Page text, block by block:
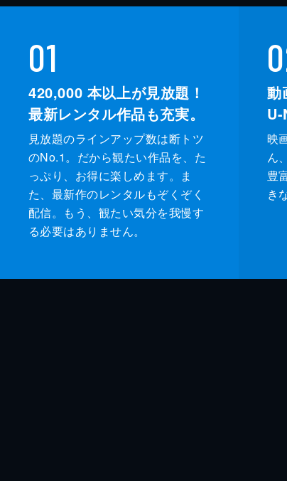
01
420,000 本以上が見放題！
最新レンタル作品も充実。
見放題のラインアップ数は断トツ
のNo.1。だから観たい作品を、た
っぷり、お得に楽しめます。ま
た、最新作のレンタルもぞくぞく
配信。もう、観たい気分を我慢す
る必要はありません。
動
U-
映
ん
豊
き